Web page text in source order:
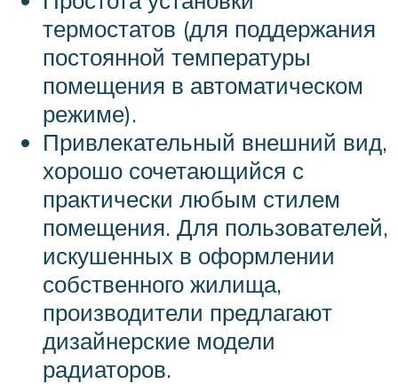
термостатов (для поддержания
постоянной температуры
помещения в автоматическом
режиме).
Привлекательный внешний вид,
хорошо сочетающийся с
практически любым стилем
помещения. Для пользователей,
искушенных в оформлении
собственного жилища,
производители предлагают
дизайнерские модели
радиаторов.